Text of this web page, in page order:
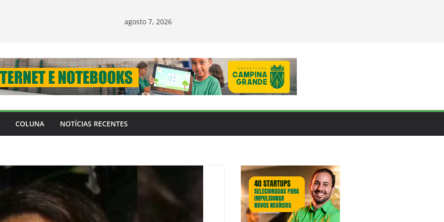
agosto 7, 2026
COLUNA NOTÍCIAS RECENTES